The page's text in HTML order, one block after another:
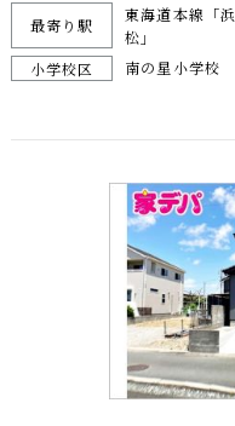
最寄り駅
東海道本線「浜
松」
小学校区 南の星小学校